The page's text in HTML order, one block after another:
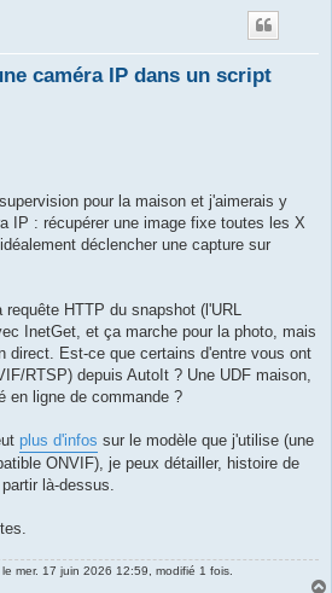
caméra IP dans un script
pour la maison et j'aimerais y
IP : récupérer une image fixe toutes les X
déclencher une capture sur
HTTP du snapshot (l'URL
InetGet, et ça marche pour la photo, mais
direct. Est-ce que certains d'entre vous ont
RTSP) depuis AutoIt ? Une UDF maison,
en ligne de commande ?
plus d'infos sur le modèle que j'utilise (une
ONVIF), je peux détailler, histoire de
là-dessus.
le mer. 17 juin 2026 12:59, modifié 1 fois.